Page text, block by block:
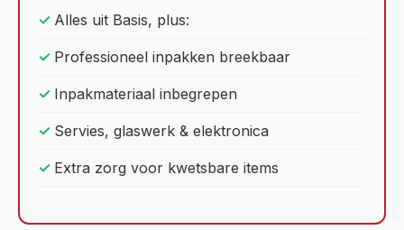
Alles uit Basis, plus:
Professioneel inpakken breekbaar
Inpakmateriaal inbegrepen
Servies, glaswerk & elektronica
Extra zorg voor kwetsbare items